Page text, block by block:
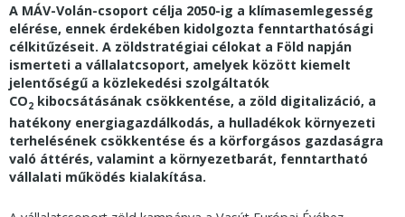
A MÁV-Volán-csoport célja 2050-ig a klímasemlegesség
elérése, ennek érdekében kidolgozta fenntarthatósági
célkitűzéseit. A zöldstratégiai célokat a Föld napján
ismerteti a vállalatcsoport, amelyek között kiemelt
jelentőségű a közlekedési szolgáltatók
CO2 kibocsátásának csökkentése, a zöld digitalizáció, a
hatékony energiagazdálkodás, a hulladékok környezeti
terhelésének csökkentése és a körforgásos gazdaságra
való áttérés, valamint a környezetbarát, fenntartható
vállalati működés kialakítása.